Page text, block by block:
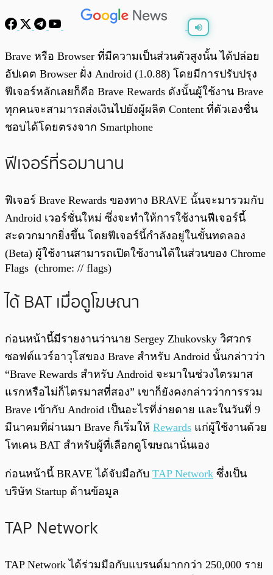
พร้อมเล่น 0:00/0:00
Brave หรือ Browser ที่มีความเป็นส่วนตัวสูงนั้น ได้ปล่อย
อัปเดต Browser ฝั่ง Android (1.0.88) โดยมีการปรับปรุง
ฟีเจอร์หลักเลยก็คือ Brave Rewards ดังนั้นผู้ใช้งาน Brave
ทุกคนจะสามารถส่งเงินไปยังผู้ผลิต Content ที่ตัวเองชื่น
ชอบได้โดยตรงจาก Smartphone
ฟีเจอร์ที่รอมานาน
ฟีเจอร์ Brave Rewards ของทาง BRAVE นั้นจะมารวมกับ
Android เวอร์ชั่นใหม่ ซึ่งจะทำให้การใช้งานฟีเจอร์นี้
สะดวกมากยิ่งขึ้น โดยฟีเจอร์นี้กำลังอยู่ในขั้นทดลอง
(Beta) ผู้ใช้งานสามารถเปิดใช้งานได้ในส่วนของ Chrome
Flags (chrome: // flags)
ได้ BAT เมื่อดูโฆษณา
ก่อนหน้านี้มีรายงานว่านาย Sergey Zhukovsky วิศวกร
ซอฟต์แวร์อาวุโสของ Brave สำหรับ Android นั้นกล่าวว่า
“Brave Rewards สำหรับ Android จะมาในช่วงไตรมาส
แรกหรือไม่ก็ไตรมาสที่สอง” เขาก็ยังคงกล่าวว่าการรวม
Brave เข้ากับ Android เป็นอะไรที่ง่ายดาย และในวันที่ 9
มีนาคมที่ผ่านมา Brave ก็เริ่มให้ Rewards แก่ผู้ใช้งานด้วย
โทเคน BAT สำหรับผู้ที่เลือกดูโฆษณานั่นเอง
ก่อนหน้านี้ BRAVE ได้จับมือกับ TAP Network ซึ่งเป็น
บริษัท Startup ด้านข้อมูล
TAP Network
TAP Network ได้ร่วมมือกับแบรนด์มากกว่า 250,000 ราย